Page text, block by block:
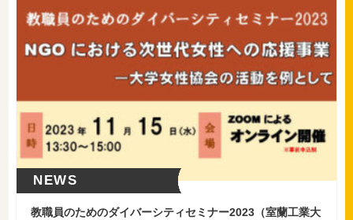
NEWS
教職員のためのダイバーシティセミナー2023（室蘭工業大